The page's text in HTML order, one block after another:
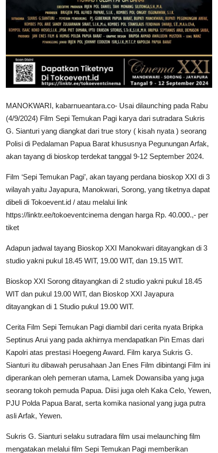
MANOKWARI, kabarnueantara.co- Usai dilaunching pada Rabu
(4/9/2024) Film Sepi Temukan Pagi karya dari sutradara Sukris
G. Sianturi yang diangkat dari true story ( kisah nyata ) seorang
Polisi di Pedalaman Papua Barat khususnya Pegunungan Arfak,
akan tayang di bioskop terdekat tanggal 9-12 September 2024.
Film ‘Sepi Temukan Pagi’, akan tayang perdana bioskop XXI di 3
wilayah yaitu Jayapura, Manokwari, Sorong, yang tiketnya dapat
dibeli di Tokoevent.id / atau melalui link
https://linktr.ee/tokoeventcinema dengan harga Rp. 40.000.,- per
tiket
Adapun jadwal tayang Bioskop XXI Manokwari ditayangkan di 3
studio yakni pukul 18.45 WIT, 19.00 WIT, dan 19.15 WIT.
Bioskop XXI Sorong ditayangkan di 2 studio yakni pukul 18.45
WIT dan pukul 19.00 WIT, dan Bioskop XXI Jayapura
ditayangkan di 1 Studio pukul 19.00 WIT.
Cerita Film Sepi Temukan Pagi diambil dari cerita nyata Bripka
Septinus Arui yang pada akhirnya mendapatkan Pin Emas dari
Kapolri atas prestasi Hoegeng Award. Film karya Sukris G.
Sianturi itu dibawah perusahaan Jan Enes Film dibintangi Film ini
diperankan oleh pemeran utama, Lamek Dowansiba yang juga
seorang tokoh pemuda Papua. Diisi juga oleh Kaka Celo, Yewen,
PJU Polda Papua Barat, serta komika nasional yang juga putra
asli Arfak, Yewen.
Sukris G. Sianturi selaku sutradara film usai melaunching film
mengatakan melalui film Sepi Temukan Pagi memberikan